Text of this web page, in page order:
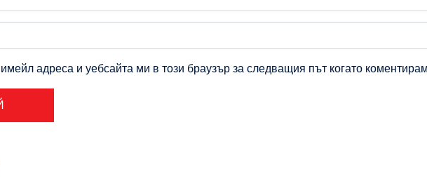
адреса и уебсайта ми в този браузър за следващия път когато